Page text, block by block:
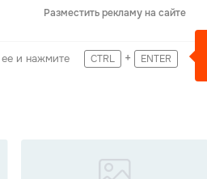
Разместить рекламу на сайте
и нажмите CTRL + ENTER